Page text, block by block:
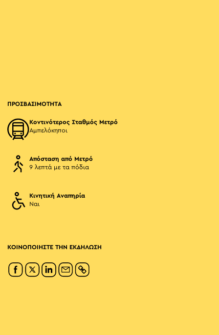
ΠΡΟΣΒΑΣΙΜΟΤΗΤΑ
Κοντινότερος Σταθμός Μετρό
Αμπελόκηποι
Απόσταση από Μετρό
9 λεπτά με τα πόδια
Κινητική Αναπηρία
Ναι
ΚΟΙΝΟΠΟΙΗΣΤΕ ΤΗΝ ΕΚΔΗΛΩΣΗ